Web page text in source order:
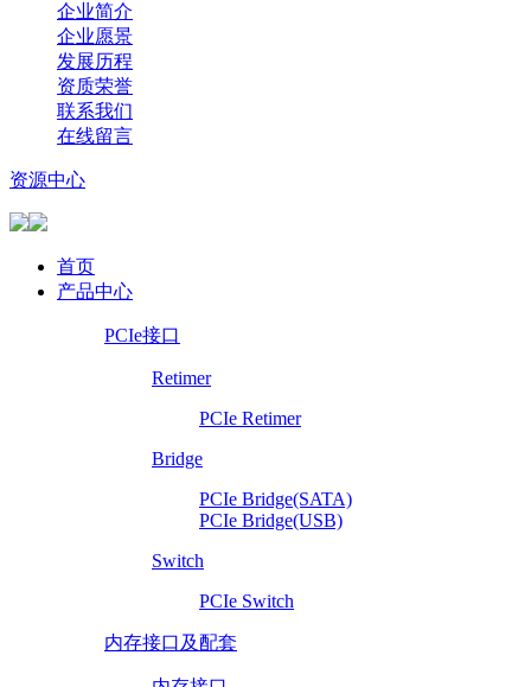
企业简介
企业愿景
发展历程
资质荣誉
联系我们
在线留言
资源中心
首页
产品中心
PCIe接口
Retimer
PCIe Retimer
Bridge
PCIe Bridge(SATA)
PCIe Bridge(USB)
Switch
PCIe Switch
内存接口及配套